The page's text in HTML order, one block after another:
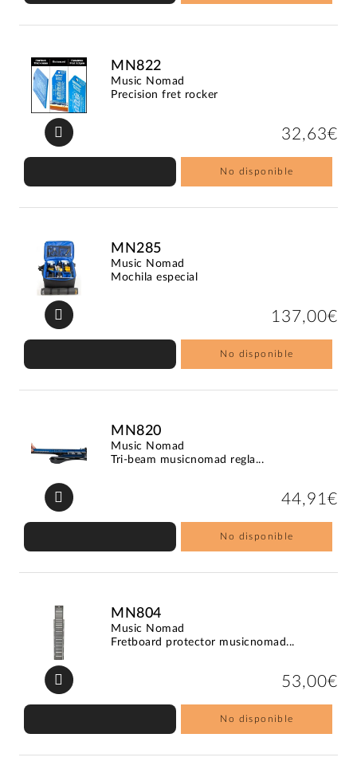
MN822
Music Nomad
Precision fret rocker
32,63€
No disponible
MN285
Music Nomad
Mochila especial
137,00€
No disponible
MN820
Music Nomad
Tri-beam musicnomad regla...
44,91€
No disponible
MN804
Music Nomad
Fretboard protector musicnomad...
53,00€
No disponible